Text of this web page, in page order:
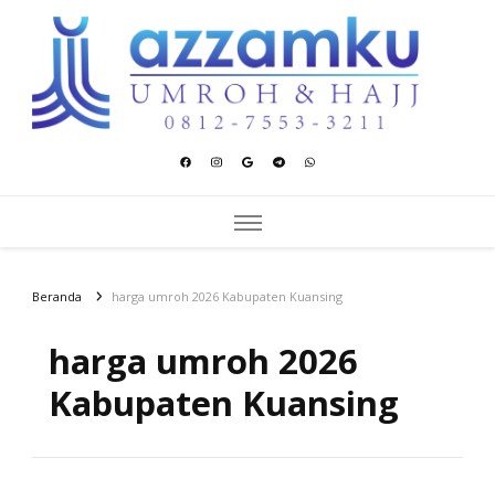
Azzamku Umroh dan Hajj
Beranda harga umroh 2026 Kabupaten Kuansing
harga umroh 2026
Kabupaten Kuansing